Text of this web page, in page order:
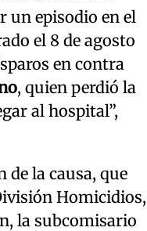
un episodio en el
el 8 de agosto
en contra
, quien perdió la
al hospital”,
de la causa, que
Homicidios,
la subcomisario